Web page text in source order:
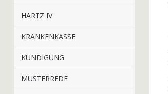
HARTZ IV
KRANKENKASSE
KÜNDIGUNG
MUSTERREDE